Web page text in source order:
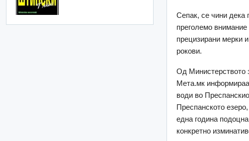
Сепак, се чини дека
преголемо внимание
прецизирани мерки
рокови.
Од Министерството
Мета.мк
води во
Преспанското
една година
конкретно